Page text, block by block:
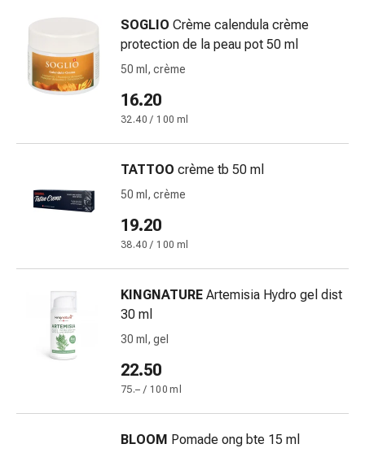
Pelle
secca
Sudorazione
eccessiva
Impurità
della
febbre
cutanee
Acne
Terapie
naturali
Trattamento
Bach
Omeopatia
SOGLIO Crème calendula crème
protection de la peau pot 50 ml
50 ml, crème
16.20
32.40 / 100 ml
TATTOO crème tb 50 ml
50 ml, crème
19.20
38.40 / 100 ml
KINGNATURE Artemisia Hydro gel dist
30 ml
30 ml, gel
22.50
75.– / 100 ml
BLOOM Pomade ong bte 15 ml